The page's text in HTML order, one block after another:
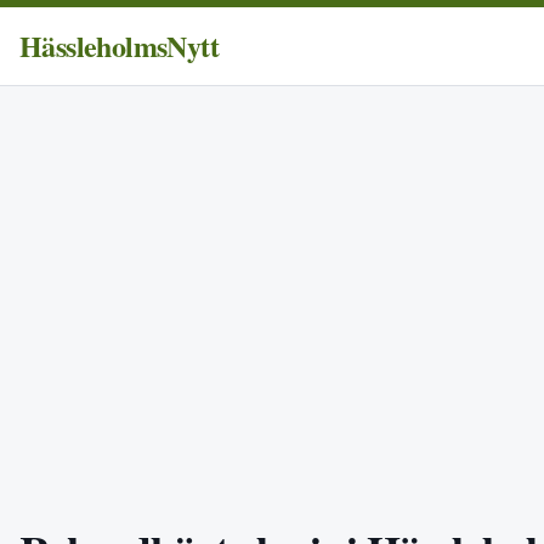
HässleholmsNytt